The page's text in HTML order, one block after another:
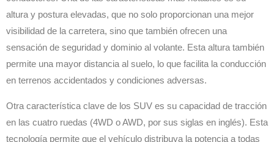
altura y postura elevadas, que no solo proporcionan una mejor
visibilidad de la carretera, sino que también ofrecen una
sensación de seguridad y dominio al volante. Esta altura también
permite una mayor distancia al suelo, lo que facilita la conducción
en terrenos accidentados y condiciones adversas.
Otra característica clave de los SUV es su capacidad de tracción
en las cuatro ruedas (4WD o AWD, por sus siglas en inglés). Esta
tecnología permite que el vehículo distribuya la potencia a todas